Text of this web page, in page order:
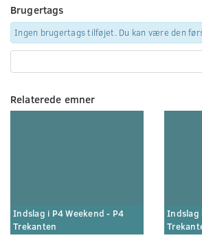
Brugertags
Ingen brugertags tilføjet. Du kan være den
Relaterede emner
Indslag i P4 Weekend - P4
Trekanten
Indslag